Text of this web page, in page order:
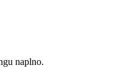
naplno.